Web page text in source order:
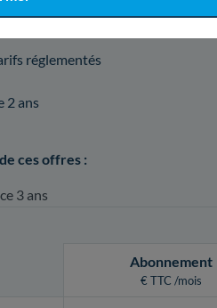
disponibles dans la ville de
réglementés
2 ans
ces offres :
3 ans
Abonnement
€ TTC /mois